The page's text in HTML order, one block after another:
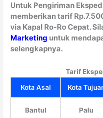
Untuk Pengiriman
memberikan tarif
via Kapal Ro-Ro Cepat.
Marketing untuk
selengkapnya.
Tarif
Kota Asal
Kota
Bantul Palu